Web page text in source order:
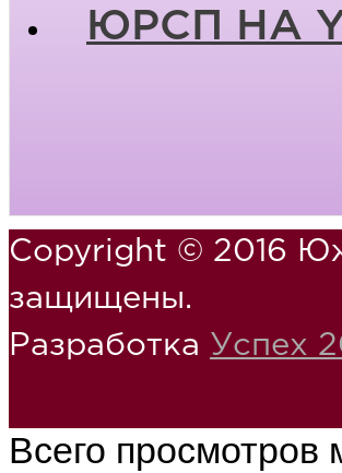
ЮРСП НА
Copyright © 2016
защищены.
Разработка Успех
Всего